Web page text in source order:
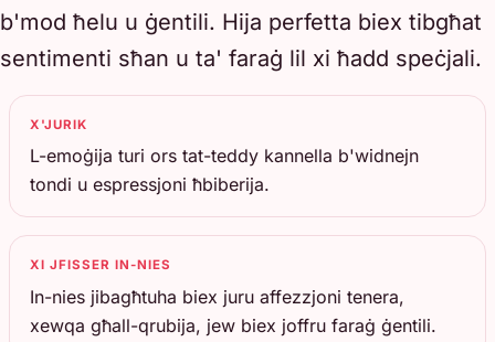
b'mod ħelu u ġentili. Hija perfetta biex tibgħat
sentimenti sħan u ta' faraġ lil xi ħadd speċjali.
X'JURIK
L-emoġija turi ors tat-teddy kannella b'widnejn
tondi u espressjoni ħbiberija.
XI JFISSER IN-NIES
In-nies jibagħtuha biex juru affezzjoni tenera,
xewqa għall-qrubija, jew biex joffru faraġ ġentili.